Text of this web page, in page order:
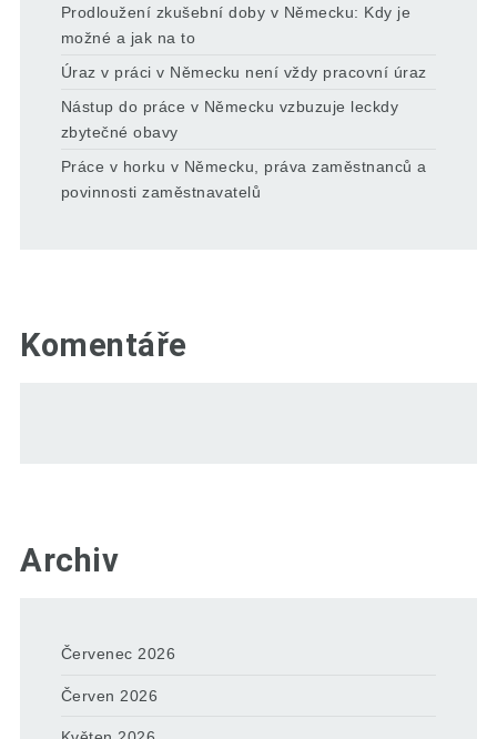
Prodloužení zkušební doby v Německu: Kdy je
možné a jak na to
Úraz v práci v Německu není vždy pracovní úraz
Nástup do práce v Německu vzbuzuje leckdy
zbytečné obavy
Práce v horku v Německu, práva zaměstnanců a
povinnosti zaměstnavatelů
Komentáře
Archiv
Červenec 2026
Červen 2026